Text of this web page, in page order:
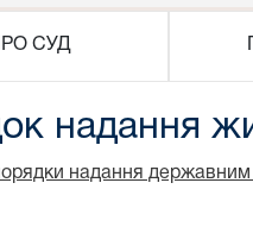
СУД
надання
надання